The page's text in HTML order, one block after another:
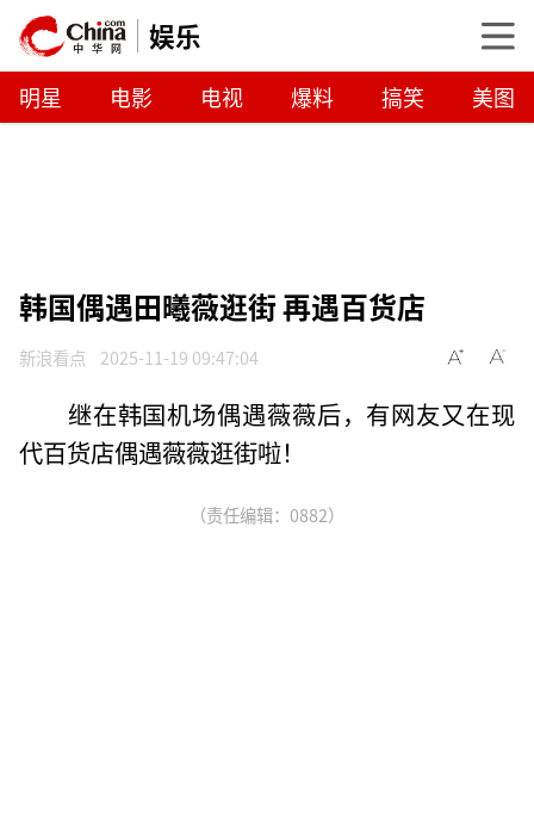
娱乐
明星 电影 电视 爆料 搞笑 美图
韩国偶遇田曦薇逛街 再遇百货店
新浪看点 2025-11-19 09:47:04
继在韩国机场偶遇薇薇后，有网友又在现
代百货店偶遇薇薇逛街啦！
（责任编辑：0882）